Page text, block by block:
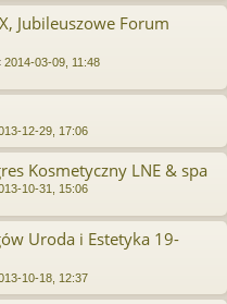
Jubileuszowe Forum
2014-03-09, 11:48
12-29, 17:06
Kosmetyczny LNE & spa
10-31, 15:06
Uroda i Estetyka 19-
10-18, 12:37